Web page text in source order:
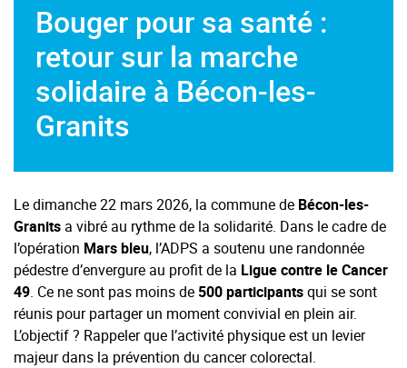
Bouger pour sa santé :
retour sur la marche
solidaire à Bécon-les-
Granits
Le dimanche 22 mars 2026, la commune de Bécon-les-
Granits a vibré au rythme de la solidarité. Dans le cadre de
l’opération Mars bleu, l’ADPS a soutenu une randonnée
pédestre d’envergure au profit de la Ligue contre le Cancer
49. Ce ne sont pas moins de 500 participantsqui se sont
réunis pour partager un moment convivial en plein air.
L’objectif ? Rappeler que l’activité physique est un levier
majeur dans la prévention du cancer colorectal.